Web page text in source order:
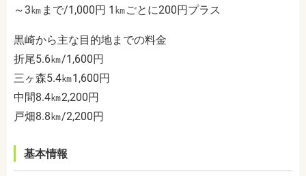
～3㎞まで/1,000円 1 ㎞ごとに200円プラス
黒崎から主な目的地までの料金
折尾5.6㎞/1,600円
三ヶ森5.4㎞1,600円
中間8.4㎞2,200円
戸畑8.8㎞/2,200円
基本情報